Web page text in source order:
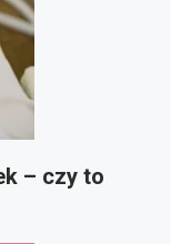
– czy to